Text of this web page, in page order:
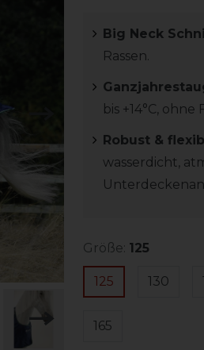
Big Neck
Rassen.
bis +14°C,
Robust &
wasserdicht,
Größe: 125
125 130
165